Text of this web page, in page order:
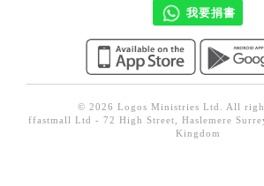
哲學／宗教比較
見證／傳記
文藝／勵志
我要捐書
© 2026 Logos Ministries Ltd. All
ffastmall Ltd - 72 High Street, Haslemere
Kingdom